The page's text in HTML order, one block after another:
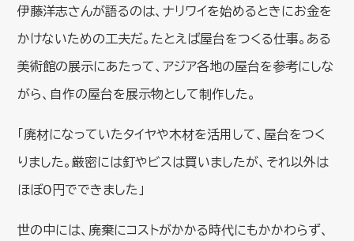
伊藤洋志さんが語るのは、ナリワイを始めるときにお金を
かけないための工夫だ。たとえば屋台をつくる仕事。ある
美術館の展示にあたって、アジア各地の屋台を参考にしな
がら、自作の屋台を展示物として制作した。
「廃材になっていたタイヤや木材を活用して、屋台をつく
りました。厳密には釘やビスは買いましたが、それ以外は
ほぼ0円でできました」
世の中には、廃棄にコストがかかる時代にもかかわらず、